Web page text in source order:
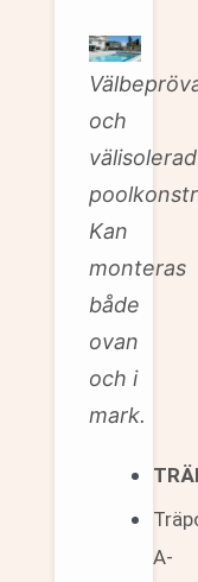
och
välisolerad
Kan
monteras
både
ovan
och i
mark.
A-